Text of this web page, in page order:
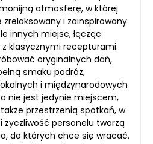
atmosferę, w której
i zainspirowany.
innych miejsc, łącząc
klasycznymi recepturami.
oryginalnych dań,
smaku podróż,
i międzynarodowych
nie jest jedynie miejscem,
przestrzenią spotkań, w
życzliwość personelu tworzą
do których chce się wracać.